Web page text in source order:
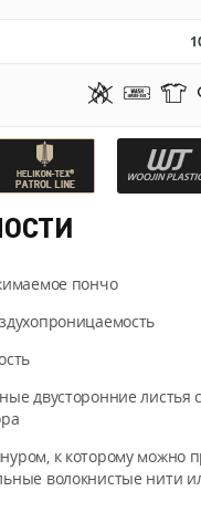
пончо
двусторонние листья
к которому можно
волокнистые нити